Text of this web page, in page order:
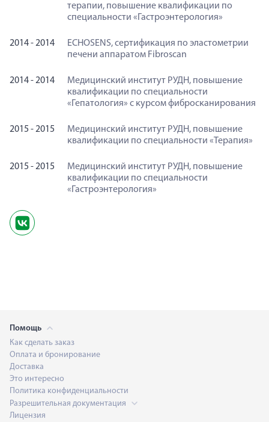
терапии, повышение квалификации по
специальности «Гастроэнтерология»
2014 - 2014
ECHOSENS, сертификация по эластометрии
печени аппаратом Fibroscan
2014 - 2014
Медицинский институт РУДН, повышение
квалификации по специальности
«Гепатология» с курсом фибросканирования
2015 - 2015
Медицинский институт РУДН, повышение
квалификации по специальности «Терапия»
2015 - 2015
Медицинский институт РУДН, повышение
квалификации по специальности
«Гастроэнтерология»
Помощь
Как сделать заказ
Оплата и бронирование
Доставка
Это интересно
Политика конфиденциальности
Разрешительная документация
Лицензия